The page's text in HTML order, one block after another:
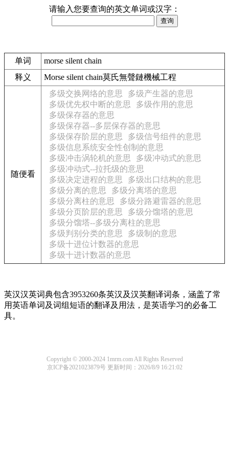
请输入您要查询的英文单词或汉字：
单词
morse silent chain
释义
Morse silent chain莫氏無聲鏈機械工程
随便看
多级交换网络的意思
多级产生器的意思
多级优先权中断的意思
多级作用的意思
多级保存器的意思
多级保存器--多层保存器的意思
多级保存阶层的意思
多级信号组件的意思
多级信息系统安全性创制的意思
多级冲击涡轮机的意思
多级冲动式的意思
多级冲动式--拉托级的意思
多级决定进程的意思
多级出口结构的意思
多级分离的意思
多级分离塔的意思
多级分离柱的意思
多级分路避雷器的意思
多级分页阶层的意思
多级分馏塔的意思
多级分馏塔--多级分离柱的意思
多级判别分类的意思
多级制的意思
多级十进位计数器的意思
多级十进计数器的意思
英汉汉英词典包含3953260条英汉及汉英翻译词条，涵盖了常
用英语单词及词组短语的翻译及用法，是英语学习的必备工
具。
Copyright © 2000-2024 1mrm.com All Rights Reserved
京ICP备2021023879号 更新时间：2026/8/9 16:21:02